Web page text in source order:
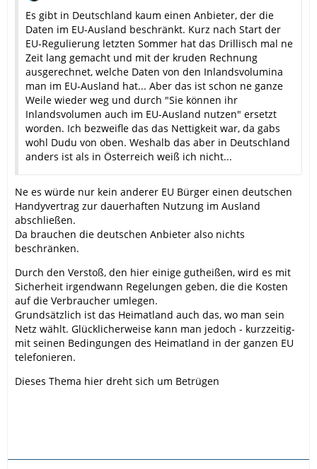
Es gibt in Deutschland kaum einen Anbieter, der die
Daten im EU-Ausland beschränkt. Kurz nach Start der
EU-Regulierung letzten Sommer hat das Drillisch mal ne
Zeit lang gemacht und mit der kruden Rechnung
ausgerechnet, welche Daten von den Inlandsvolumina
man im EU-Ausland hat... Aber das ist schon ne ganze
Weile wieder weg und durch "Sie können ihr
Inlandsvolumen auch im EU-Ausland nutzen" ersetzt
worden. Ich bezweifle das das Nettigkeit war, da gabs
wohl Dudu von oben. Weshalb das aber in Deutschland
anders ist als in Österreich weiß ich nicht...
Ne es würde nur kein anderer EU Bürger einen deutschen
Handyvertrag zur dauerhaften Nutzung im Ausland
abschließen.
Da brauchen die deutschen Anbieter also nichts
beschränken.
Durch den Verstoß, den hier einige gutheißen, wird es mit
Sicherheit irgendwann Regelungen geben, die die Kosten
auf die Verbraucher umlegen.
Grundsätzlich ist das Heimatland auch das, wo man sein
Netz wählt. Glücklicherweise kann man jedoch - kurzzeitig-
mit seinen Bedingungen des Heimatland in der ganzen EU
telefonieren.
Dieses Thema hier dreht sich um Betrügen